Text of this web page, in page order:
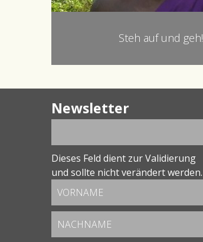
Steh auf und geh!
Newsletter
Dieses Feld dient zur Validierung
und sollte nicht verändert werden.